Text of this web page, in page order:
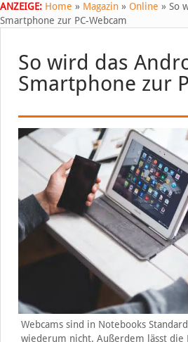
ANZEIGE: Home » Magazin » Online » So
Smartphone zur PC-Webcam
So wird das
Smartphone zur
Webcams sind in Notebooks
wiederum nicht. Außerdem lässt die